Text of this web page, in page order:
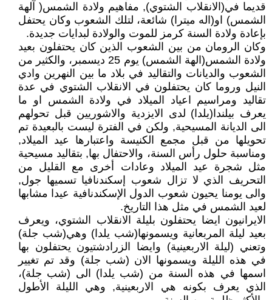
قديما في(الانقلاب الشتوي), مفاهيم ولادة الشمس( آلهة
الشمس) او(اله ميترا) شائعة، لتلك الشعوب وكان يحتفل
بإعادة ولادة السنة كرمز للموت والولادة لبدايات جديدة.
وكان الرومان من بين الشعوب الذين كان يحتفلون بعيد
ولادة الشمس(الهة الشمس) يوم 25 ديسمبر، والكثير من
الشعوب والديانات والتقاليد في بلاد ما بين النهرين وادي
النيل وروما كان يحتفلون في الانقلاب الشتوي في عدة
تقاليد ومراسيم اعياد الميلاد في ولادة الشمس او ما
يعرف بيلندا(يلدا) لدى الايزدية والاشوريين قبل تحولهم
الى الديانة المسيحية, ولكن في الفترة ليست بالبعيدة تم
تحويلها من قبل مجمع الكنيسة واعتبارها عيد الميلاد,
ومناسبة حلول رأس السنة، والاحتفال بها, بتقاليد مسيحية
مثل شجرة عيد الميلاد وعادات أخرى مع القليل من
التحريف الذي لا تزال شعوب إسكندنافيا تسميها جول,
والى يومنا يحيون شعوب الدول الإسكندنافية عيدا مشابها
لعيد الشمس في مثل هذا التاريخ.
الايرانيون ايضا يحتفلون بليلة الانقلاب الشتوي، ويعرف
بعيد ليلة المربعانية ويسمونها(شب يلدا) وهي(شب جلة)
وتعني (ليلة الاربعينية) وايضا الزرادشتيون يحتفلون بها
في هذه الليلة ويسمونها الان (شب جلة) وقد تم تغيير
اسمها في هذه السنة من (شب يلدا) الى (شب جلة)،
الذي يعرف بكونه هي الاربعينية, وهي الليلة الأطول